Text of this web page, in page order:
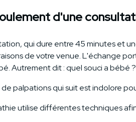
d'une
qui dure entre 45 minutes et
de votre venue. L'échange
Autrement dit : quel souci a bébé ?
palpations qui suit est indolore
utilise différentes techniques